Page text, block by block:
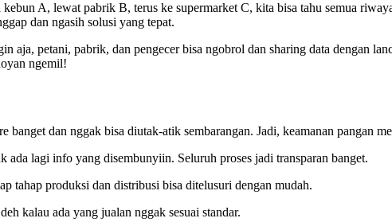
A, lewat pabrik B, terus ke supermarket C, kita bisa tahu semua
dan ngasih solusi yang tepat.
aja, petani, pabrik, dan pengecer bisa ngobrol dan sharing data dengan
ngemil!
banget dan nggak bisa diutak-atik sembarangan. Jadi, keamanan pangan
lagi info yang disembunyiin. Seluruh proses jadi transparan banget.
tahap produksi dan distribusi bisa ditelusuri dengan mudah.
kalau ada yang jualan nggak sesuai standar.